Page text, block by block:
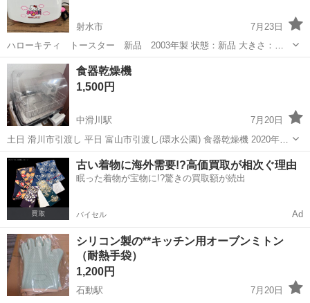
射水市
7月23日
ハローキティ トースター 新品 2003年製 状態：新品 大きさ：
W28、D7.5、H20 メーカー：三洋ホームテック株式会社 ご覧いただき
誠にありがとうございます。 当商品につきましては、店舗でのみ販...
富山 射水市 キッチン家電
食器乾燥機
1,500円
中滑川駅
7月20日
土日 滑川市引渡し 平日 富山市引渡し(環水公園) 食器乾燥機 2020年製
つい先日まで使用していました。 1度だけタイマーが停止しないこと
がありましたが、それ以外は問題なく使えます。 カバーにスレ、ステ
ンレスト...
富山 滑川市 中滑川駅 キッチン家電
古い着物に海外需要!?高価買取が相次ぐ理由
眠った着物が宝物に!?驚きの買取額が続出
バイセル Ad
シリコン製の**キッチン用オーブンミトン
（耐熱手袋）
1,200円
石動駅
7月20日